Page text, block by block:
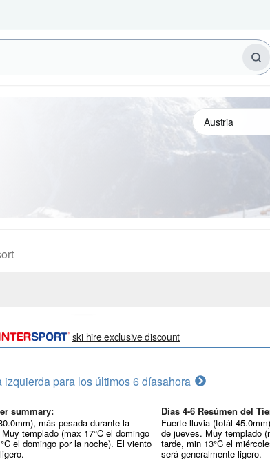
ski hire exclusive discount
izquierda para los últimos 6 díasahora
summary:
más pesada durante la
templado (max 17°C el domingo
el domingo por la noche). El viento
Días 4-6 Resúmen del
Fuerte lluvia (totál
de jueves. Muy templado
tarde, min 13°C el
será generalmente ligero.